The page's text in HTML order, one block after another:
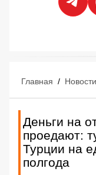
Главная / Новости
Деньги на
проедают:
Турции на
полгода